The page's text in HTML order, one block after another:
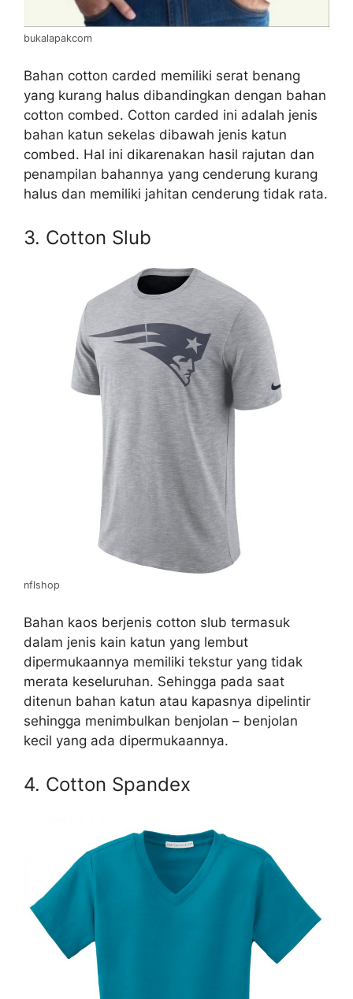
bukalapakcom
Bahan cotton carded memiliki serat benang
yang kurang halus dibandingkan dengan bahan
cotton combed. Cotton carded ini adalah jenis
bahan katun sekelas dibawah jenis katun
combed. Hal ini dikarenakan hasil rajutan dan
penampilan bahannya yang cenderung kurang
halus dan memiliki jahitan cenderung tidak rata.
3. Cotton Slub
nflshop
Bahan kaos berjenis cotton slub termasuk
dalam jenis kain katun yang lembut
dipermukaannya memiliki tekstur yang tidak
merata keseluruhan. Sehingga pada saat
ditenun bahan katun atau kapasnya dipelintir
sehingga menimbulkan benjolan – benjolan
kecil yang ada dipermukaannya.
4. Cotton Spandex